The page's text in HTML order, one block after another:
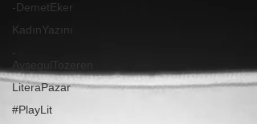
-DemetEker
KadınYazını
-
AysegulTozeren
LiteraPazar
#PlayLit